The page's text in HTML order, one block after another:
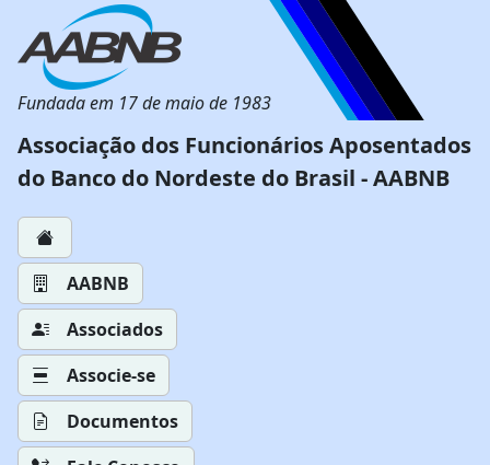
Fundada em 17 de maio de 1983
Associação dos Funcionários Aposentados
do Banco do Nordeste do Brasil - AABNB
AABNB
Associados
Associe-se
Documentos